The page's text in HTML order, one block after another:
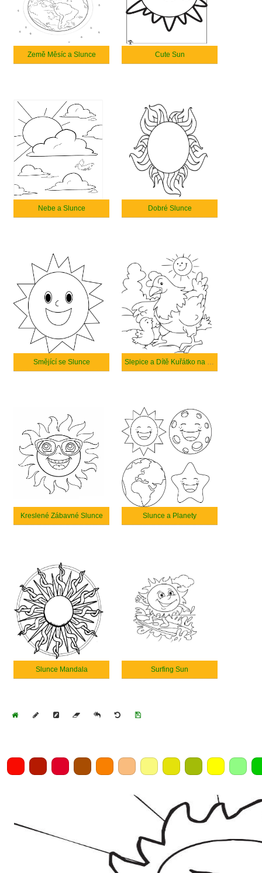
Země Měsíc a Slunce Cute Sun
Nebe a Slunce Dobré Slunce
Smějící se Slunce Slepice a Dítě Kuřátko na Slunci
Kreslené Zábavné Slunce Slunce a Planety
Slunce Mandala Surfing Sun